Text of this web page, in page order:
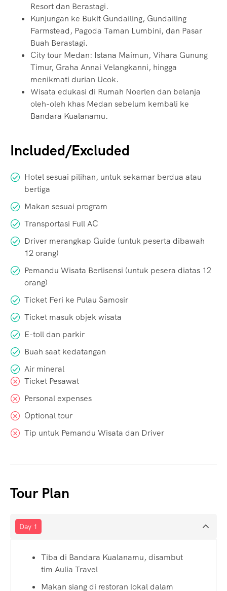
Resort dan Berastagi.
Kunjungan ke Bukit Gundailing, Gundailing
Farmstead, Pagoda Taman Lumbini, dan Pasar
Buah Berastagi.
City tour Medan: Istana Maimun, Vihara Gunung
Timur, Graha Annai Velangkanni, hingga
menikmati durian Ucok.
Wisata edukasi di Rumah Noerlen dan belanja
oleh-oleh khas Medan sebelum kembali ke
Bandara Kualanamu.
Included/Excluded
Hotel sesuai pilihan, untuk sekamar berdua atau
bertiga
Makan sesuai program
Transportasi Full AC
Driver merangkap Guide (untuk peserta dibawah
12 orang)
Pemandu Wisata Berlisensi (untuk pesera diatas 12
orang)
Ticket Feri ke Pulau Samosir
Ticket masuk objek wisata
E-toll dan parkir
Buah saat kedatangan
Air mineral
Ticket Pesawat
Personal expenses
Optional tour
Tip untuk Pemandu Wisata dan Driver
Tour Plan
Day 1
Tiba di Bandara Kualanamu, disambut
tim Aulia Travel
Makan siang di restoran lokal dalam